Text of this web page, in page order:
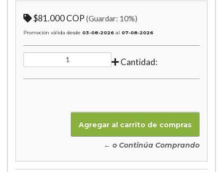
$81.000 COP (Guardar: 10%)
Promoción válida desde 03-08-2026 al 07-08-2026
Cantidad:
← o Continúa Comprando